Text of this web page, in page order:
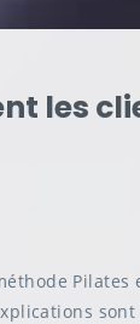
les
sont